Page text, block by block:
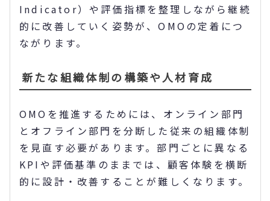
Indicator）や評価指標を整理しながら継続
的に改善していく姿勢が、OMOの定着につ
ながります。
新たな組織体制の構築や人材育成
OMOを推進するためには、オンライン部門
とオフライン部門を分断した従来の組織体制
を見直す必要があります。部門ごとに異なる
KPIや評価基準のままでは、顧客体験を横断
的に設計・改善することが難しくなります。